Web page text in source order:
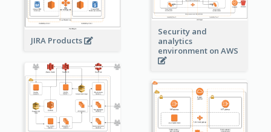
Security and
analytics
environment on AWS
JIRA Products